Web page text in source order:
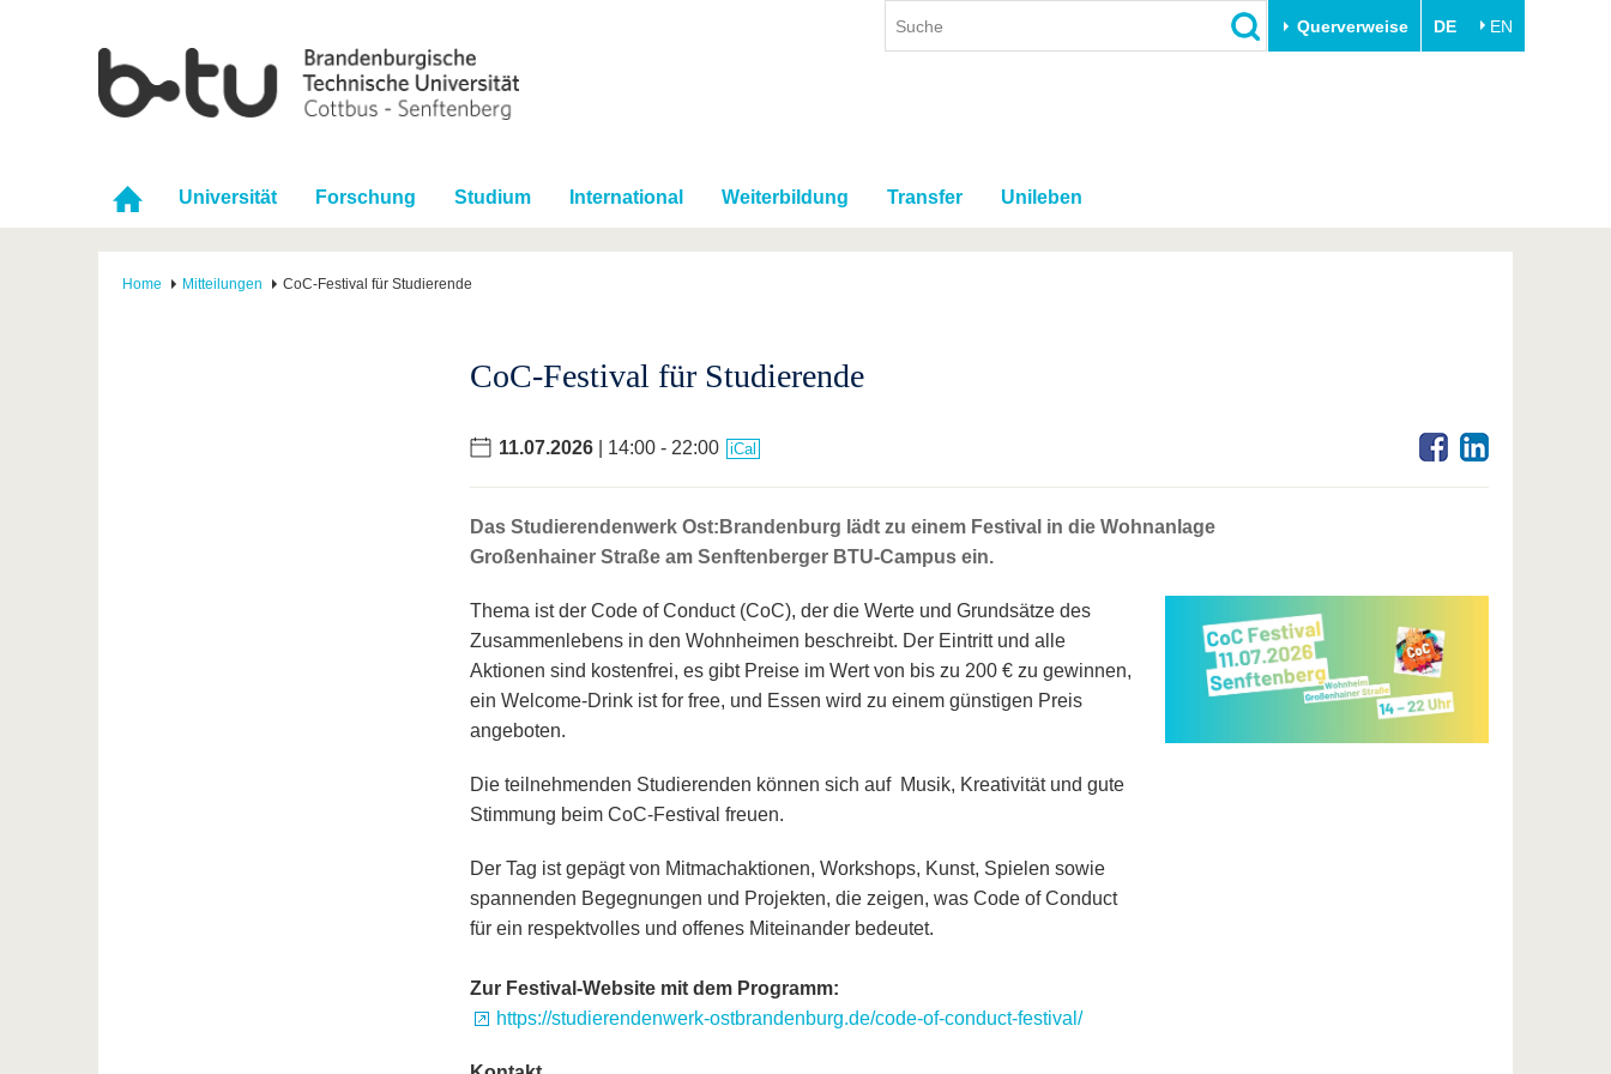
Querverweise DE EN
Universität Forschung Studium International Weiterbildung Transfer Unileben
Home Mitteilungen CoC-Festival für Studierende
CoC-Festival für Studierende
11.07.2026 | 14:00 - 22:00 iCal
Das Studierendenwerk Ost:Brandenburg lädt zu einem Festival in die Wohnanlage
Großenhainer Straße am Senftenberger BTU-Campus ein.
Thema ist der Code of Conduct (CoC), der die Werte und Grundsätze des
Zusammenlebens in den Wohnheimen beschreibt. Der Eintritt und alle
Aktionen sind kostenfrei, es gibt Preise im Wert von bis zu 200 € zu gewinnen,
ein Welcome-Drink ist for free, und Essen wird zu einem günstigen Preis
angeboten.
Die teilnehmenden Studierenden können sich auf Musik, Kreativität und gute
Stimmung beim CoC-Festival freuen.
Der Tag ist gepägt von Mitmachaktionen, Workshops, Kunst, Spielen sowie
spannenden Begegnungen und Projekten, die zeigen, was Code of Conduct
für ein respektvolles und offenes Miteinander bedeutet.
Zur Festival-Website mit dem Programm:
https://studierendenwerk-ostbrandenburg.de/code-of-conduct-festival/